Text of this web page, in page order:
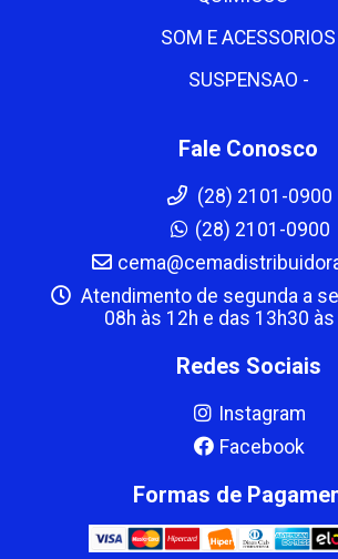
SOM E ACESSORIOS
SUSPENSAO -
Fale Conosco
(28) 2101-0900
(28) 2101-0900
Atendimento de segunda a
08h às 12h e das 13h30
Redes Sociais
Instagram
Facebook
Formas de